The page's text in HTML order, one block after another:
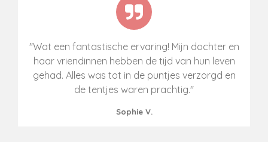
"Wat een fantastische ervaring! Mijn dochter en
haar vriendinnen hebben de tijd van hun leven
gehad. Alles was tot in de puntjes verzorgd en
de tentjes waren prachtig."
Sophie V.